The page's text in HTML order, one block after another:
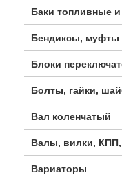
Баки топливные
Бендиксы, муфты
Блоки
Болты, гайки,
Вал коленчатый
Валы, вилки,
Вариаторы